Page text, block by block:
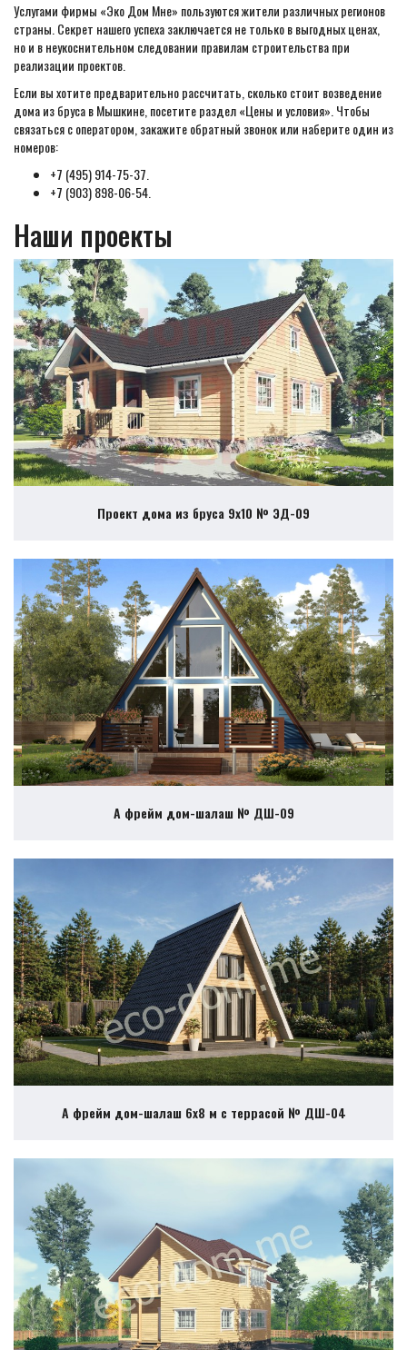
Услугами фирмы «Эко Дом Мне» пользуются жители различных регионов
страны. Секрет нашего успеха заключается не только в выгодных ценах,
но и в неукоснительном следовании правилам строительства при
реализации проектов.
Если вы хотите предварительно рассчитать, сколько стоит возведение
дома из бруса в Мышкине, посетите раздел «Цены и условия». Чтобы
связаться с оператором, закажите обратный звонок или наберите один из
номеров:
+7 (495) 914-75-37.
+7 (903) 898-06-54.
Наши проекты
Проект дома из бруса 9х10 № ЭД-09
А фрейм дом-шалаш № ДШ-09
А фрейм дом-шалаш 6х8 м с террасой № ДШ-04